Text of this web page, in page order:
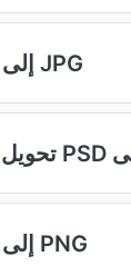
PSD إلى JPG
PSD إلى PNG